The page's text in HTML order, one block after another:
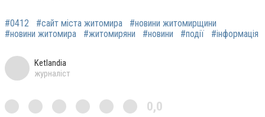
#0412 #сайт міста житомира
#новини житомирщини
#новини житомира
#житомиряни #новини #події #інформація
Ketlandia
журналіст
0,0